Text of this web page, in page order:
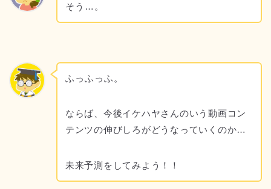
そう…。
ふっふっふ。
ならば、今後イケハヤさんのいう動画コン
テンツの伸びしろがどうなっていくのか…
未来予測をしてみよう！！